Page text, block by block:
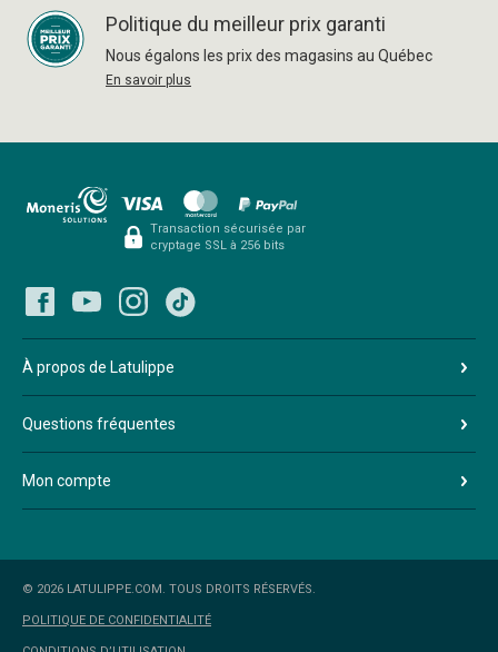
Politique du meilleur prix garanti
Nous égalons les prix des magasins au Québec
En savoir plus
Transaction sécurisée par
cryptage SSL à 256 bits
À propos de Latulippe
Questions fréquentes
Mon compte
© 2026 LATULIPPE.COM. TOUS DROITS RÉSERVÉS.
POLITIQUE DE CONFIDENTIALITÉ